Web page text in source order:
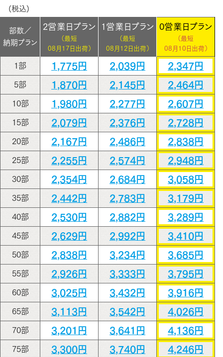
(税込)
部数／
納期プラン
2営業日プラン
（最短
08月17日出荷）
1営業日プラン
（最短
08月12日出荷）
0営業日プラン
（最短
08月10日出荷）
1部 1,775円 2,039円 2,347円
5部 1,870円 2,145円 2,464円
10部 1,980円 2,277円 2,607円
15部 2,079円 2,376円 2,728円
20部 2,167円 2,486円 2,838円
25部 2,255円 2,574円 2,948円
30部 2,354円 2,684円 3,058円
35部 2,442円 2,783円 3,179円
40部 2,530円 2,882円 3,289円
45部 2,629円 2,992円 3,410円
50部 2,838円 3,234円 3,685円
55部 2,926円 3,333円 3,795円
60部 3,025円 3,432円 3,916円
65部 3,113円 3,542円 4,026円
70部 3,201円 3,641円 4,136円
75部 3,300円 3,740円 4,246円